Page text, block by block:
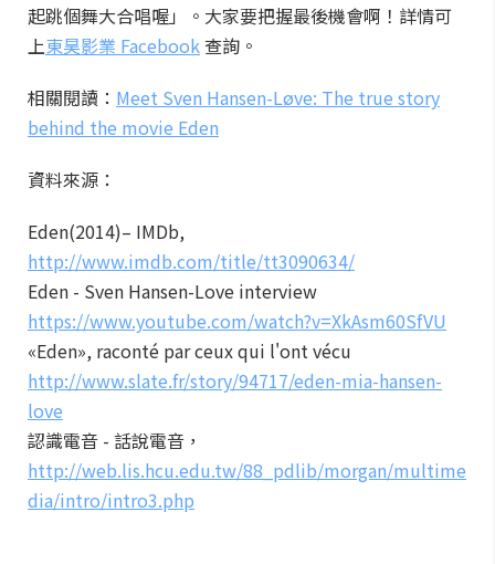
起跳個舞大合唱喔」。大家要把握最後機會啊！詳情可
上東昊影業 Facebook 查詢。
相關閱讀： Meet Sven Hansen-Løve: The true story
behind the movie Eden
資料來源：
Eden(2014)– IMDb,
http://www.imdb.com/title/tt3090634/
Eden - Sven Hansen-Love interview
https://www.youtube.com/watch?v=XkAsm60SfVU
«Eden», raconté par ceux qui l'ont vécu
http://www.slate.fr/story/94717/eden-mia-hansen-
love
認識電音 - 話說電音，
http://web.lis.hcu.edu.tw/88_pdlib/morgan/multime
dia/intro/intro3.php